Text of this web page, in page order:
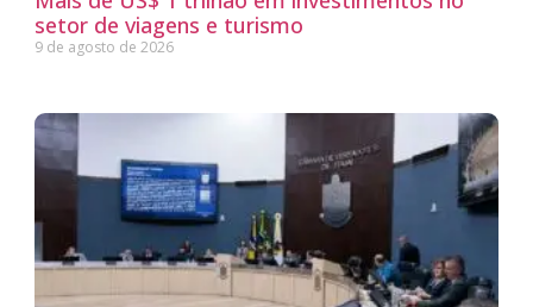
setor de viagens e turismo
9 de agosto de 2026